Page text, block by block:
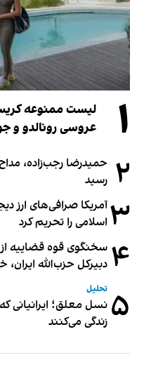
۱
عروسی رونالدو و
۲ حمیدرضا رجب‌زاده،
رسید
۳آمریکا صرافی‌های ارز
اسلامی را تحریم کرد
۴ سخنگوی قوه قضاییه
دبیر‌کل حزب‌الله ایران،
۵ تحلیل
نسل معلق؛ ایرانیانی
زندگی می‌کنند